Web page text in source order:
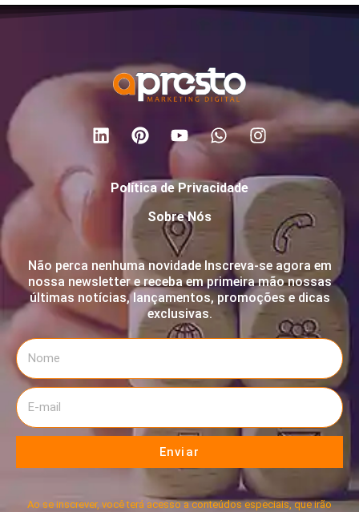
Política de Privacidade
Sobre Nós
Não perca nenhuma novidade Inscreva-se agora em
nossa newsletter e receba em primeira mão nossas
últimas notícias, lançamentos, promoções e dicas
exclusivas.
Enviar
Ao se inscrever, você terá acesso a conteúdos especiais, que irão